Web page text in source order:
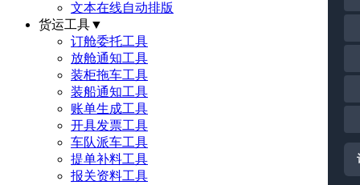
文本在线自动排版
货运工具▼
订舱委托工具
放舱通知工具
装柜拖车工具
装船通知工具
账单生成工具
开具发票工具
车队派车工具
提单补料工具
报关资料工具